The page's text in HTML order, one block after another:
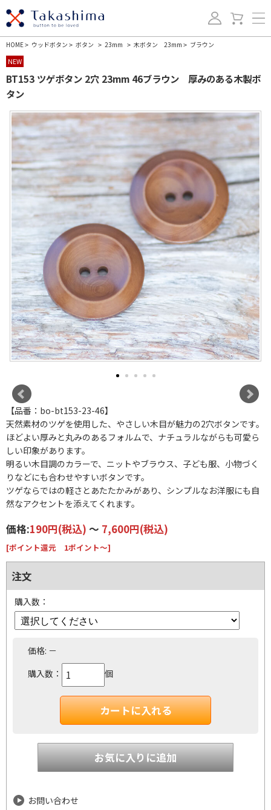
HOME> ウッドボタン > ボタン > 23mm > 木ボタン 23mm > ブラウン
NEW
BT153 ツゲボタン 2穴 23mm 46ブラウン 厚みのある木製ボ
タン
【品番：bo-bt153-23-46】
天然素材のツゲを使用した、やさしい木目が魅力の2穴ボタンです。
ほどよい厚みと丸みのあるフォルムで、ナチュラルながらも可愛ら
しい印象があります。
明るい木目調のカラーで、ニットやブラウス、子ども服、小物づく
りなどにも合わせやすいボタンです。
ツゲならではの軽さとあたたかみがあり、シンプルなお洋服にも自
然なアクセントを添えてくれます。
価格:190円(税込) ～ 7,600円(税込)
[ポイント還元 1ポイント～]
注文
購入数：
価格: －
購入数：
個
お問い合わせ